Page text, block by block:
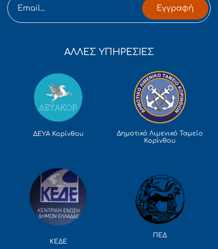
Εγγραφή
ΑΛΛΕΣ ΥΠΗΡΕΣΙΕΣ
ΔΕΥΑ Κορίνθου
Δημοτικό Λιμενικό Ταμείο
Κορίνθου
ΚΕΔΕ
ΠΕΔ